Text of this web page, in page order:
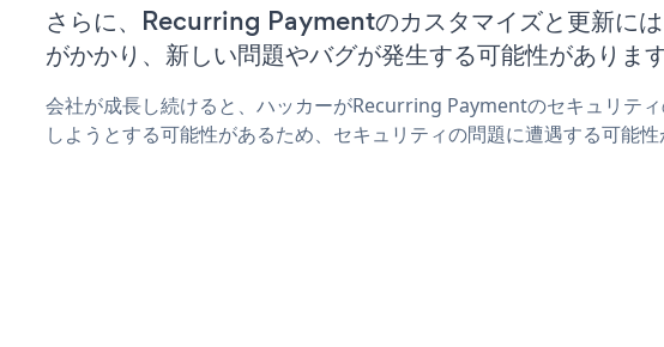
さらに、Recurring Paymentのカスタマイズと更新に
がかかり、新しい問題やバグが発生する可能性があります
会社が成長し続けると、ハッカーがRecurring Paymentのセキュリテ
しようとする可能性があるため、セキュリティの問題に遭遇する可能性